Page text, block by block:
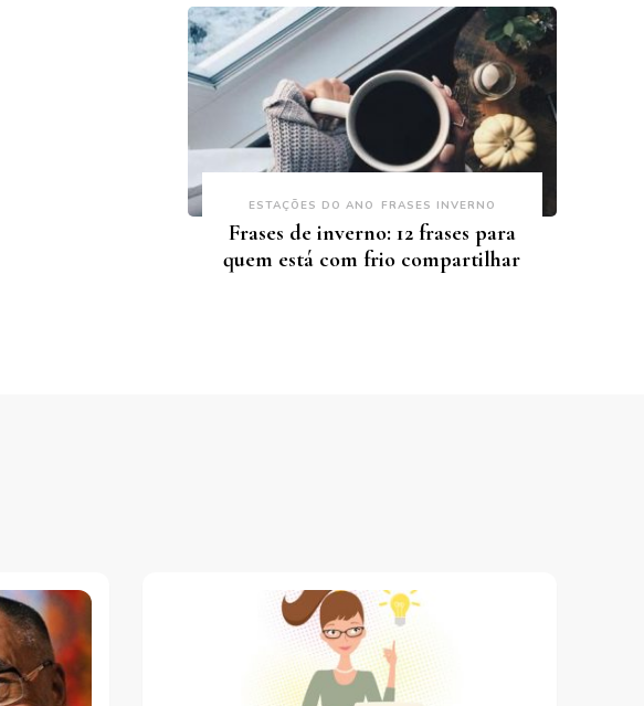
ESTAÇÕES DO ANO FRASES INVERNO
Frases de inverno: 12 frases para
quem está com frio compartilhar